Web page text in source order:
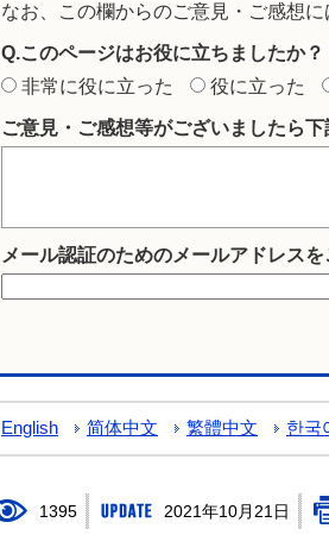
なお、この欄からのご意見・ご感想
Q.このページはお役に立ちましたか？
非常に役に立った
役に立った
ご意見・ご感想等がございましたら
メール認証のためのメールアドレス
English 简体中文 繁體中文 한국
1395 2021年10月21日